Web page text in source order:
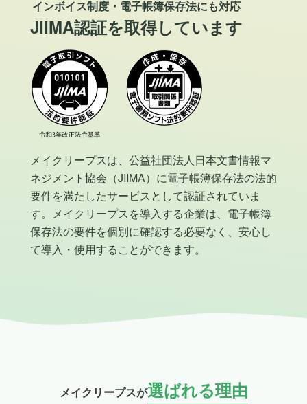
インボイス制度・電子帳簿保存法にも対応
JIIMA認証を取得しています
メイクリープスは、公益社団法人日本文書情報マ
ネジメント協会（JIIMA）に電子帳簿保存法の法的
要件を満たしたサービスとして認証されていま
す。メイクリープスを導入する企業は、電子帳簿
保存法の要件を個別に確認する必要なく、安心し
て導入・使用することができます。
メイクリープスが選ばれる理由